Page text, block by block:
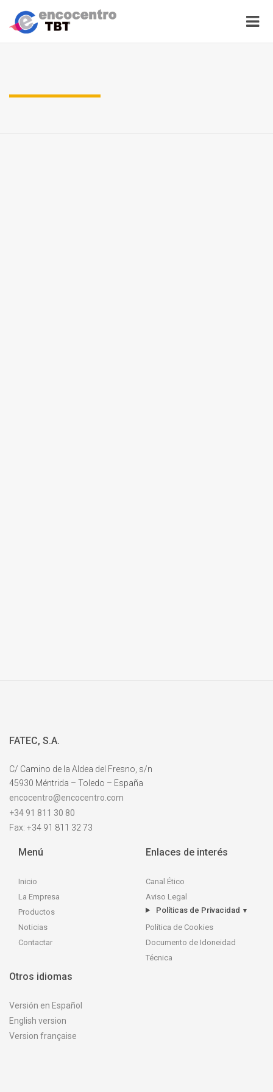
FATEC, S.A.
C/ Camino de la Aldea del Fresno, s/n
45930 Méntrida – Toledo – España
encocentro@encocentro.com
+34 91 811 30 80
Fax: +34 91 811 32 73
Menú
Inicio
La Empresa
Productos
Noticias
Contactar
Enlaces de interés
Canal Ético
Aviso Legal
Políticas de Privacidad
▼
Política de Cookies
Documento de Idoneidad
Técnica
Otros idiomas
Versión en Español
English version
Version française